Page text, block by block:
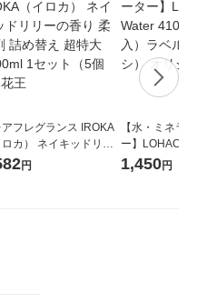
アフレグランス IROKA
ロカ） ネイキッドリリ
り 柔軟剤 詰め替え 超
円
【水・ミネラ
ー】LOHACO
1箱（20本入
1,450円